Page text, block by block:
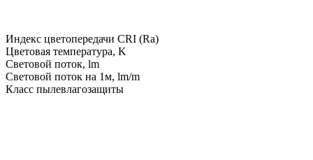
Индекс цветопередачи CRI (Ra)
Цветовая температура, K
Световой поток, lm
Световой поток на 1м, lm/m
Класс пылевлагозащиты